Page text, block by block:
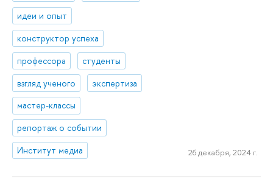
идеи и опыт
конструктор успеха
профессора
студенты
взгляд ученого
экспертиза
мастер-классы
репортаж о событии
Институт медиа
26 декабря, 2024 г.